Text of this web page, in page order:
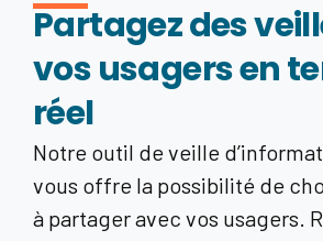
Partagez des
vos usagers en
réel
Notre outil de veille
vous offre la possibilité de
à partager avec vos usagers.